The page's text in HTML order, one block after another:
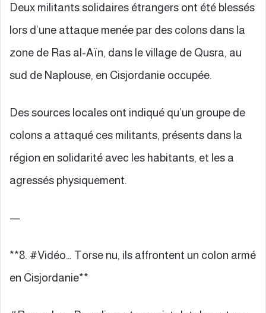
Deux militants solidaires étrangers ont été blessés
lors d’une attaque menée par des colons dans la
zone de Ras al-Aïn, dans le village de Qusra, au
sud de Naplouse, en Cisjordanie occupée.
Des sources locales ont indiqué qu’un groupe de
colons a attaqué ces militants, présents dans la
région en solidarité avec les habitants, et les a
agressés physiquement.
—
**8. #Vidéo… Torse nu, ils affrontent un colon armé
en Cisjordanie**